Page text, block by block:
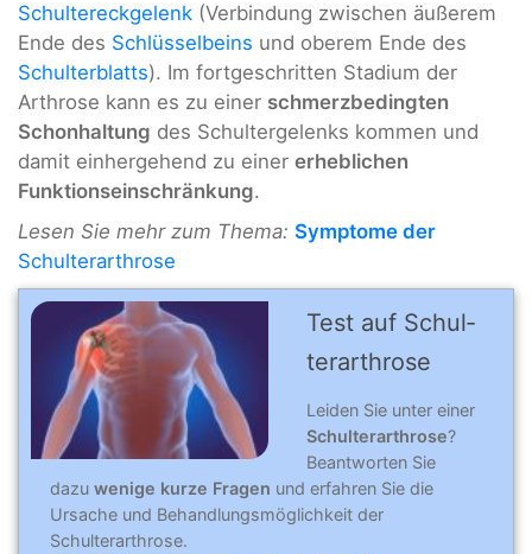
Schultereckgelenk (Verbindung zwischen äußerem
Ende des Schlüsselbeins und oberem Ende des
Schulterblatts). Im fortgeschritten Stadium der
Arthrose kann es zu einer schmerzbedingten
Schonhaltung des Schultergelenks kommen und
damit einhergehend zu einer erheblichen
Funktionseinschränkung.
Lesen Sie mehr zum Thema: Symptome der
Schulterarthrose
Test auf Schul­
ter­ar­throse
Leiden Sie unter einer
Schulterarthrose?
Beantworten Sie
dazu wenige kurze Fragen und erfahren Sie die
Ursache und Behandlungsmöglichkeit der
Schulterarthrose.